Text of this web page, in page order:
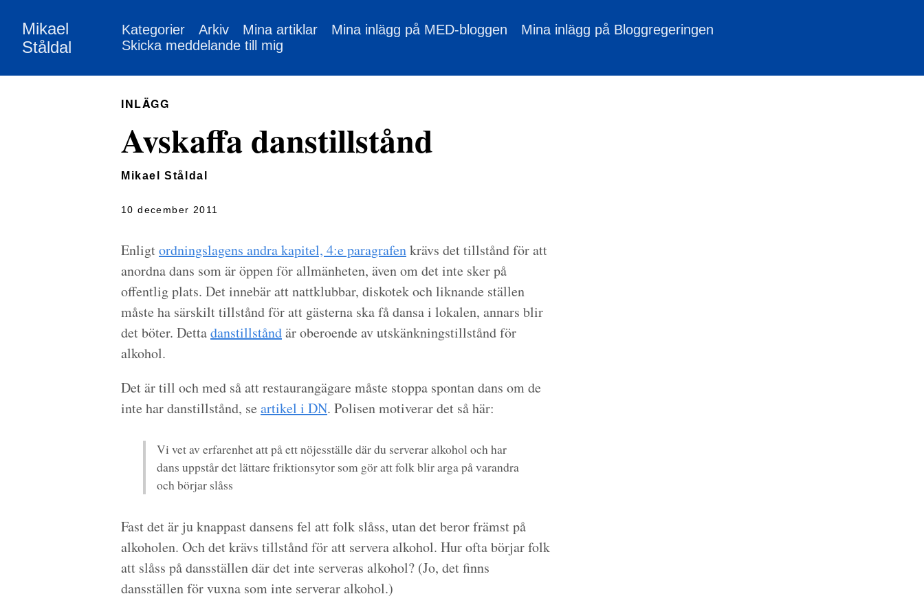
Mikael
Ståldal
Kategorier Arkiv Mina artiklar Mina inlägg på MED-bloggen
Mina inlägg på Bloggregeringen
Skicka meddelande till mig
INLÄGG
Avskaffa danstillstånd
Mikael Ståldal
10 december 2011
Enligtordningslagens andra kapitel, 4:e paragrafenkrävs det tillstånd för att
anordna dans som är öppen för allmänheten, även om det inte sker på
offentlig plats. Det innebär att nattklubbar, diskotek och liknande ställen
måste ha särskilt tillstånd för att gästerna ska få dansa i lokalen, annars blir
det böter. Dettadanstillståndär oberoende av utskänkningstillstånd för
alkohol.
Det är till och med så att restaurangägare måste stoppa spontan dans om de
inte har danstillstånd, se artikel i DN. Polisen motiverar det så här:
Vi vet av erfarenhet att på ett nöjesställe där du serverar alkohol och har
dans uppstår det lättare friktionsytor som gör att folk blir arga på varandra
och börjar slåss
Fast det är ju knappast dansens fel att folk slåss, utan det beror främst på
alkoholen. Och det krävs tillstånd för att servera alkohol. Hur ofta börjar folk
att slåss på dansställen där det inte serveras alkohol? (Jo, det finns
dansställen för vuxna som inte serverar alkohol.)